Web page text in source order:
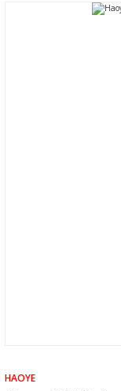
HAOYE